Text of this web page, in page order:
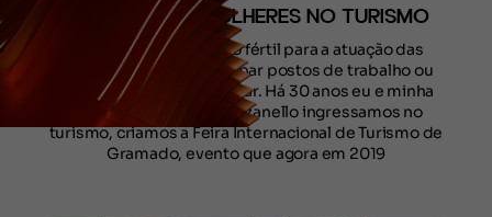
O PODER DAS MULHERES NO TURISMO
O Turismo é um campo fértil para a atuação das
mulheres, seja para ocupar postos de trabalho ou
para empreender e liderar. Há 30 anos eu e minha
grande amiga Silvia Zorzanello ingressamos no
turismo, criamos a Feira Internacional de Turismo de
Gramado, evento que agora em 2019